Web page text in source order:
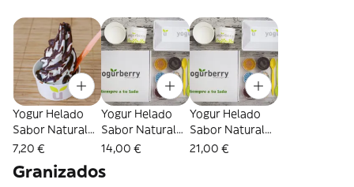
Yogur Helado
Sabor Natural
Tarrina (360 Ml.)
7,20 €
Yogur Helado
Sabor Natural
Tarrina (500 Ml.)
14,00 €
Yogur Helado
Sabor Natural
Tarrina (1 Lt.)
21,00 €
Granizados